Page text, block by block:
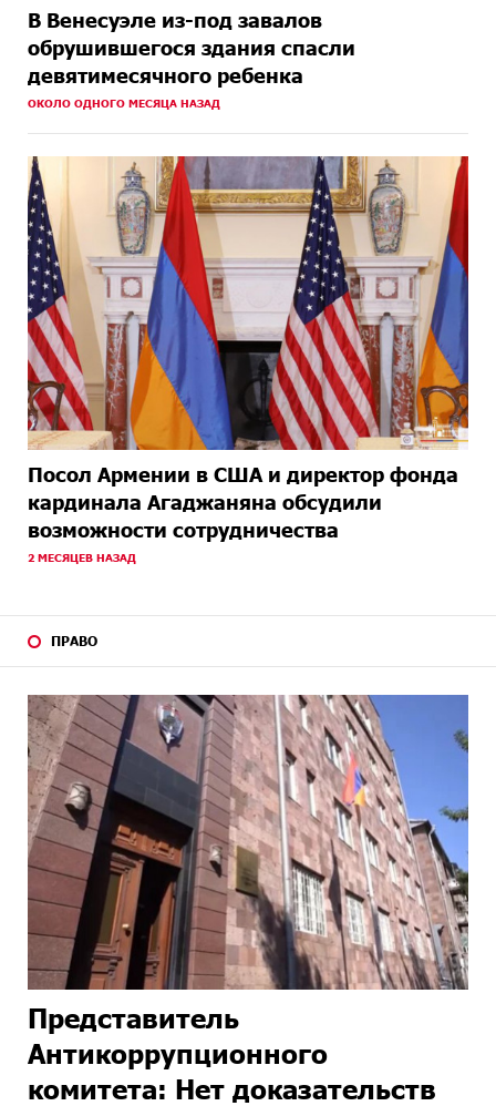
В Венесуэле из-под завалов
обрушившегося здания спасли
девятимесячного ребенка
ОКОЛО ОДНОГО МЕСЯЦА НАЗАД
Посол Армении в США и директор фонда
кардинала Агаджаняна обсудили
возможности сотрудничества
2 МЕСЯЦЕВ НАЗАД
ПРАВО
Представитель
Антикоррупционного
комитета: Нет доказательств